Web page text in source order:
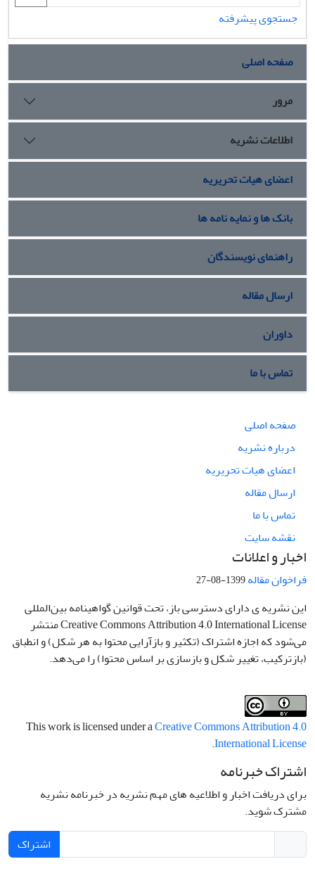
جستجوی پیشرفته
صفحه اصلی
مرور
اطلاعات نشریه
اعضای هیات تحریریه
بانک ها و نمایه نامه ها
راهنمای نویسندگان
ارسال مقاله
داوران
تماس با ما
صفحه اصلی
درباره نشریه
اعضای هیات تحریریه
ارسال مقاله
تماس با ما
نقشه سایت
اخبار و اعلانات
فراخوان مقاله1399-08-27
این نشریه ی دارای دسترسی باز، تحت قوانین گواهینامه بین‌المللی
Creative Commons Attribution 4.0 International License منتشر
می‌شود که اجازه اشتراک (تکثیر و بازآرایی محتوا به هر شکل) و انطباق
(بازترکیب، تغییر شکل و بازسازی بر اساس محتوا) را می‌دهد.
This work is licensed under aCreative Commons Attribution 4.0
International License
.
اشتراک خبرنامه
برای دریافت اخبار و اطلاعیه های مهم نشریه در خبرنامه نشریه
مشترک شوید.
اشتراک